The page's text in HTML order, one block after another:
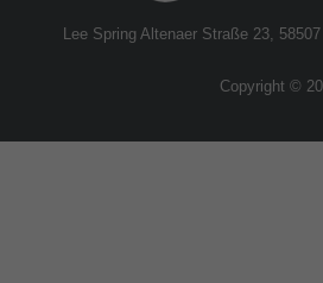
Lee Spring Altenaer Straße 23, 58507
Copyright ©